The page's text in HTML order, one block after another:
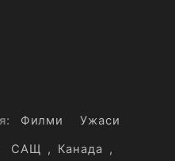
Филми
Ужаси
САЩ , Канада ,